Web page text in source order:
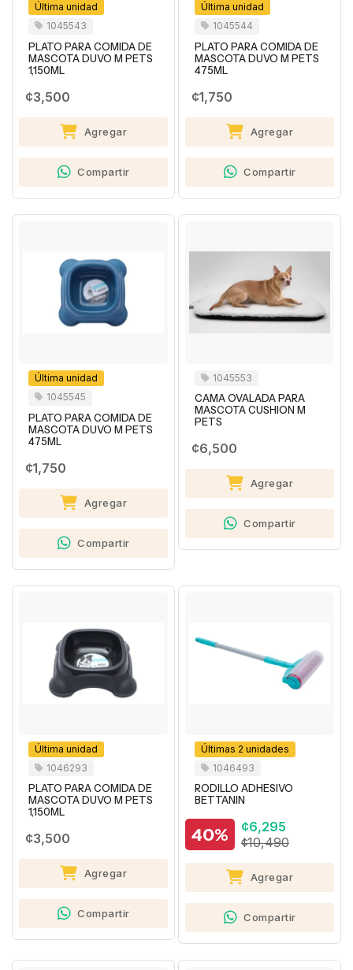
Última unidad
1045543
PLATO PARA COMIDA DE
MASCOTA DUVO M PETS
1,150ML
¢3,500
Agregar
Compartir
Última unidad
1045544
PLATO PARA COMIDA DE
MASCOTA DUVO M PETS
475ML
¢1,750
Agregar
Compartir
Última unidad
1045545
PLATO PARA COMIDA DE
MASCOTA DUVO M PETS
475ML
¢1,750
Agregar
Compartir
1045553
CAMA OVALADA PARA
MASCOTA CUSHION M
PETS
¢6,500
Agregar
Compartir
Última unidad
1046293
PLATO PARA COMIDA DE
MASCOTA DUVO M PETS
1,150ML
¢3,500
Agregar
Compartir
Últimas 2 unidades
1046493
RODILLO ADHESIVO
BETTANIN
40%
¢6,295
¢10,490
Agregar
Compartir